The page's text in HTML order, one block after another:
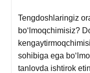
Tengdoshlaringiz
bo‘lmoqchimisiz?
sohibiga ega
tanlovda ishtirok